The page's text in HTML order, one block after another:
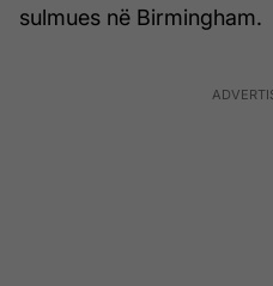
sulmues në Birmingham.